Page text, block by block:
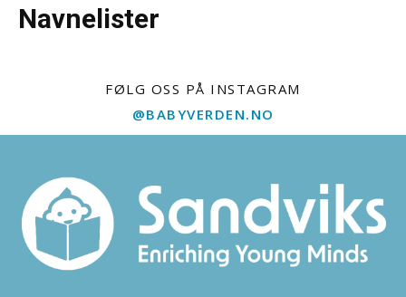
Navnelister
FØLG OSS PÅ INSTAGRAM
@BABYVERDEN.NO